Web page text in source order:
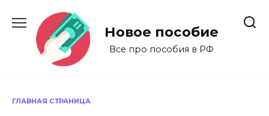
содержанию
Новое пособие
Все про пособия в РФ
ГЛАВНАЯ СТРАНИЦА